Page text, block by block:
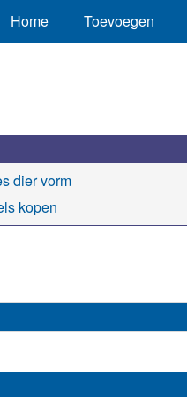
Home Toevoegen
dier vorm
kopen